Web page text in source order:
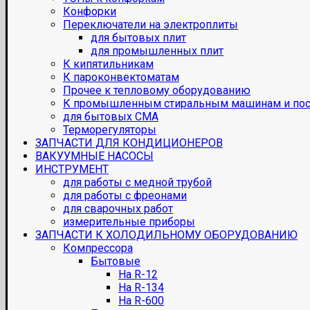
Конфорки
Переключатели на электроплиты
для бытовых плит
для промышленных плит
К кипятильникам
К пароконвектоматам
Прочее к тепловому оборудованию
К промышленным стиральным машинам и
для бытовых СМА
Терморегуляторы
ЗАПЧАСТИ ДЛЯ КОНДИЦИОНЕРОВ
ВАКУУМНЫЕ НАСОСЫ
ИНСТРУМЕНТ
для работы с медной трубой
для работы с фреонами
для сварочных работ
измерительные приборы
ЗАПЧАСТИ К ХОЛОДИЛЬНОМУ ОБОРУДОВАНИЮ
Компрессора
Бытовые
На R-12
На R-134
На R-600